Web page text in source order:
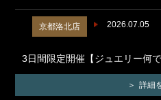
2026.07.05
京都洛北店
3日間限定開催【ジュエリー何で
詳細